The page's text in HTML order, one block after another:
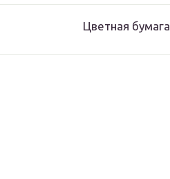
Цветная бумага